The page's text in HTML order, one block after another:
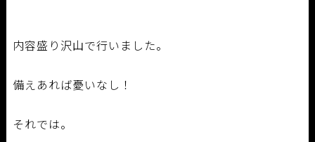
内容盛り沢山で行いました。
備えあれば憂いなし！
それでは。